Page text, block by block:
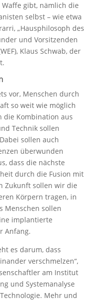
gibt, nämlich die
selbst – wie etwa
„Hausphilosoph des
und Vorsitzenden
Klaus Schwab, der
vor, Menschen durch
so weit wie möglich
die Kombination aus
Technik sollen
sollen auch
überwunden
dass die nächste
durch die Fusion mit
Zukunft sollen wir die
Körpern tragen, in
Menschen sollen
implantierte
Anfang.
es darum, dass
verschmelzen“,
am Institut
und Systemanalyse
Mehr und